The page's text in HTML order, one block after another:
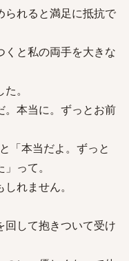
られると満足に抵抗で
と私の両手を大きな
。
。本当に。ずっとお前
「本当だよ。ずっと
って。
れません。
して抱きついて受け